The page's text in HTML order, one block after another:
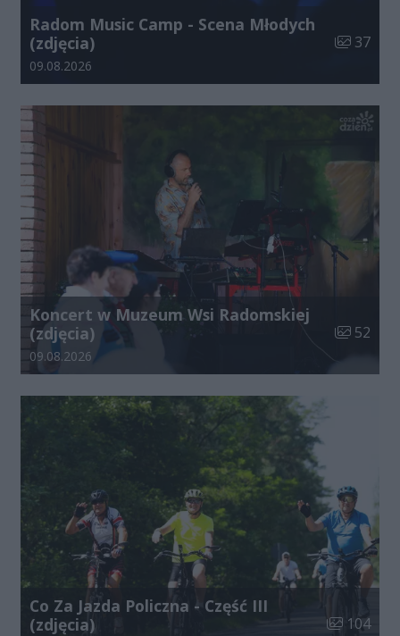
Radom Music Camp - Scena Młodych
(zdjęcia)
Liczba
37
Data dodania galerii:
09.08.2026
Koncert w Muzeum Wsi Radomskiej
(zdjęcia)
Liczba
52
Data dodania galerii:
09.08.2026
Co Za Jazda Policzna - Część III
(zdjęcia)
Liczba
104